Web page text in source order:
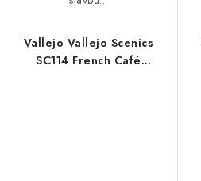
Vallejo Vallejo Scenics
SC114 French Café